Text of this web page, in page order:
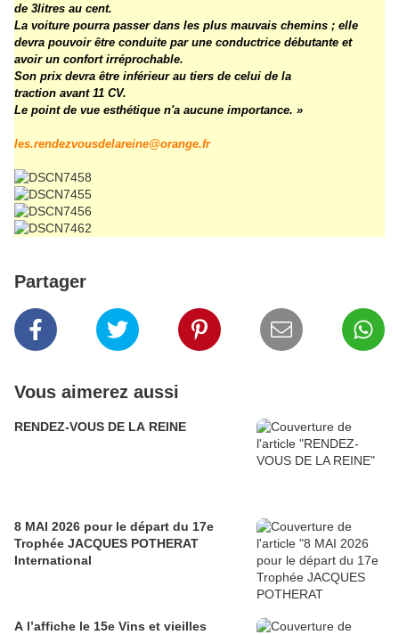
de 3litres au cent.
La voiture pourra passer dans les plus mauvais chemins ; elle
devra pouvoir être conduite par une conductrice débutante et
avoir un confort irréprochable.
Son prix devra être inférieur au tiers de celui de la
traction avant 11 CV.
Le point de vue esthétique n'a aucune importance. »
les.rendezvousdelareine@orange.fr
Partager
Vous aimerez aussi
RENDEZ-VOUS DE LA REINE
8 MAI 2026 pour le départ du 17e
Trophée JACQUES POTHERAT
International
A l’affiche le 15e Vins et vieilles